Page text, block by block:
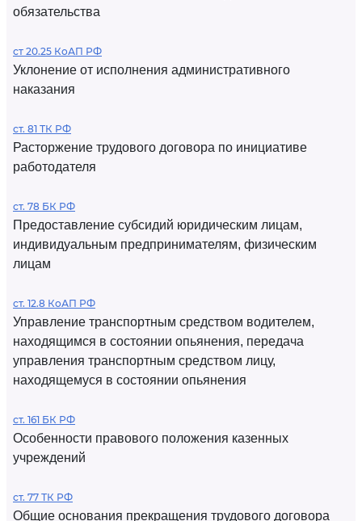
обязательства
ст 20.25 КоАП РФ
Уклонение от исполнения административного
наказания
ст. 81 ТК РФ
Расторжение трудового договора по инициативе
работодателя
ст. 78 БК РФ
Предоставление субсидий юридическим лицам,
индивидуальным предпринимателям, физическим
лицам
ст. 12.8 КоАП РФ
Управление транспортным средством водителем,
находящимся в состоянии опьянения, передача
управления транспортным средством лицу,
находящемуся в состоянии опьянения
ст. 161 БК РФ
Особенности правового положения казенных
учреждений
ст. 77 ТК РФ
Общие основания прекращения трудового договора